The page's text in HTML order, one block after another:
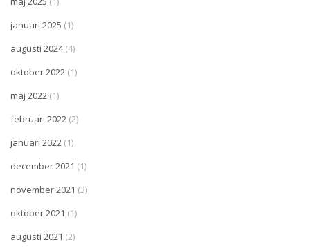
januari 2025 (1)
augusti 2024(4)
oktober 2022 (1)
maj 2022 (1)
februari 2022 (2)
januari 2022 (1)
december 2021 (1)
november 2021 (3)
oktober 2021 (1)
augusti 2021 (2)